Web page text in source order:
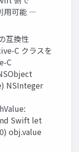
用可能 ―
互換性
C クラスを
C
NSInteger
Swift let
obj.value